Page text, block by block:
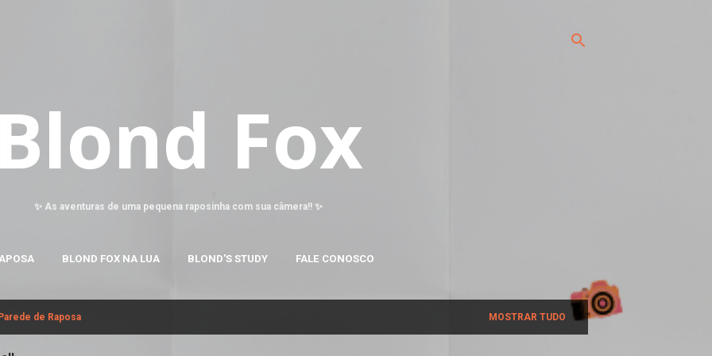
Blond Fox
✨ As aventuras de uma pequena raposinha com sua câmera!! ✨
BLOND FOX NA LUA BLOND'S STUDY FALE CONOSCO
de Raposa MOSTRAR TUDO